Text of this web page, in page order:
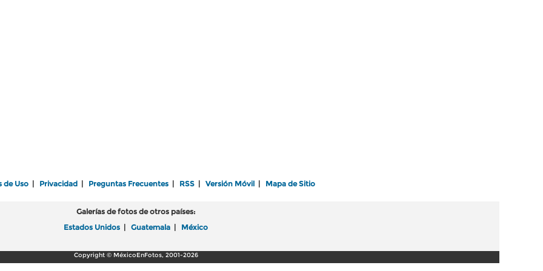
de Uso Privacidad Preguntas Frecuentes RSS Versión Móvil Mapa de Sitio
Galerías de fotos de otros países:
Estados Unidos
Guatemala México
Copyright © MéxicoEnFotos, 2001-2026